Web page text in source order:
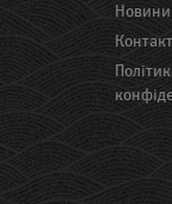
Новини
Політика